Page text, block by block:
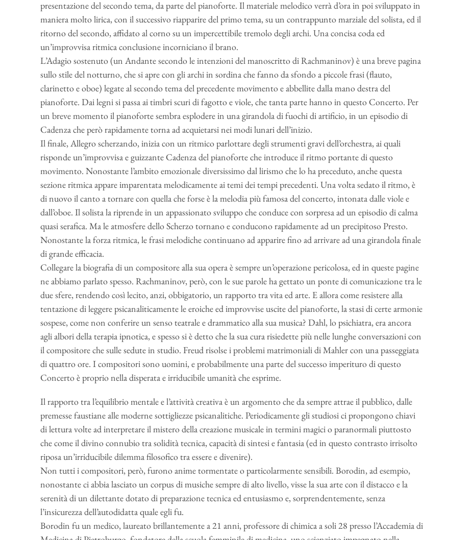
presentazione del secondo tema, da parte del pianoforte. Il materiale melodico verrà d’ora in poi sviluppato in
maniera molto lirica, con il successivo riapparire del primo tema, su un contrappunto marziale del solista, ed il
ritorno del secondo, affidato al corno su un impercettibile tremolo degli archi. Una concisa coda ed
un’improvvisa ritmica conclusione incorniciano il brano.
L’Adagio sostenuto (un Andante secondo le intenzioni del manoscritto di Rachmaninov) è una breve pagina
sullo stile del notturno, che si apre con gli archi in sordina che fanno da sfondo a piccole frasi (flauto,
clarinetto e oboe) legate al secondo tema del precedente movimento e abbellite dalla mano destra del
pianoforte. Dai legni si passa ai timbri scuri di fagotto e viole, che tanta parte hanno in questo Concerto. Per
un breve momento il pianoforte sembra esplodere in una girandola di fuochi di artificio, in un episodio di
Cadenza che però rapidamente torna ad acquietarsi nei modi lunari dell’inizio.
Il finale, Allegro scherzando, inizia con un ritmico parlottare degli strumenti gravi dell’orchestra, ai quali
risponde un’improvvisa e guizzante Cadenza del pianoforte che introduce il ritmo portante di questo
movimento. Nonostante l’ambito emozionale diversissimo dal lirismo che lo ha preceduto, anche questa
sezione ritmica appare imparentata melodicamente ai temi dei tempi precedenti. Una volta sedato il ritmo, è
di nuovo il canto a tornare con quella che forse è la melodia più famosa del concerto, intonata dalle viole e
dall’oboe. Il solista la riprende in un appassionato sviluppo che conduce con sorpresa ad un episodio di calma
quasi serafica. Ma le atmosfere dello Scherzo tornano e conducono rapidamente ad un precipitoso Presto.
Nonostante la forza ritmica, le frasi melodiche continuano ad apparire fino ad arrivare ad una girandola finale
di grande efficacia.
Collegare la biografia di un compositore alla sua opera è sempre un’operazione pericolosa, ed in queste pagine
ne abbiamo parlato spesso. Rachmaninov, però, con le sue parole ha gettato un ponte di comunicazione tra le
due sfere, rendendo così lecito, anzi, obbigatorio, un rapporto tra vita ed arte. E allora come resistere alla
tentazione di leggere psicanaliticamente le eroiche ed improvvise uscite del pianoforte, la stasi di certe armonie
sospese, come non conferire un senso teatrale e drammatico alla sua musica? Dahl, lo psichiatra, era ancora
agli albori della terapia ipnotica, e spesso si è detto che la sua cura risiedette più nelle lunghe conversazioni con
il compositore che sulle sedute in studio. Freud risolse i problemi matrimoniali di Mahler con una passeggiata
di quattro ore. I compositori sono uomini, e probabilmente una parte del successo imperituro di questo
Concerto è proprio nella disperata e irriducibile umanità che esprime.
Il rapporto tra l’equilibrio mentale e l’attività creativa è un argomento che da sempre attrae il pubblico, dalle
premesse faustiane alle moderne sottigliezze psicanalitiche. Periodicamente gli studiosi ci propongono chiavi
di lettura volte ad interpretare il mistero della creazione musicale in termini magici o paranormali piuttosto
che come il divino connubio tra solidità tecnica, capacità di sintesi e fantasia (ed in questo contrasto irrisolto
riposa un’irriducibile dilemma filosofico tra essere e divenire).
Non tutti i compositori, però, furono anime tormentate o particolarmente sensibili. Borodin, ad esempio,
nonostante ci abbia lasciato un corpus di musiche sempre di alto livello, visse la sua arte con il distacco e la
serenità di un dilettante dotato di preparazione tecnica ed entusiasmo e, sorprendentemente, senza
l’insicurezza dell’autodidatta quale egli fu.
Borodin fu un medico, laureato brillantemente a 21 anni, professore di chimica a soli 28 presso l’Accademia di